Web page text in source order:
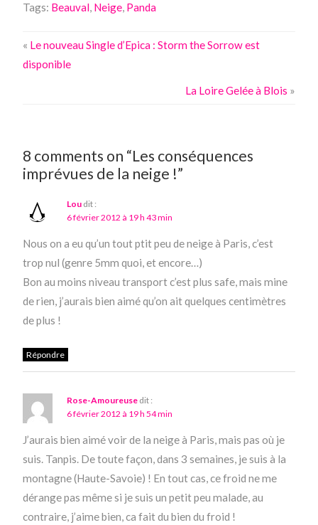
Tags: Beauval, Neige, Panda
« Le nouveau Single d’Epica : Storm the Sorrow est
disponible
La Loire Gelée à Blois »
8 comments on “Les conséquences
imprévues de la neige !”
Lou dit :
6 février 2012 à 19 h 43 min
Nous on a eu qu’un tout ptit peu de neige à Paris, c’est
trop nul (genre 5mm quoi, et encore…)
Bon au moins niveau transport c’est plus safe, mais mine
de rien, j’aurais bien aimé qu’on ait quelques centimètres
de plus !
Répondre
Rose-Amoureuse dit :
6 février 2012 à 19 h 54 min
J’aurais bien aimé voir de la neige à Paris, mais pas où je
suis. Tanpis. De toute façon, dans 3 semaines, je suis à la
montagne (Haute-Savoie) ! En tout cas, ce froid ne me
dérange pas même si je suis un petit peu malade, au
contraire, j’aime bien, ca fait du bien du froid !